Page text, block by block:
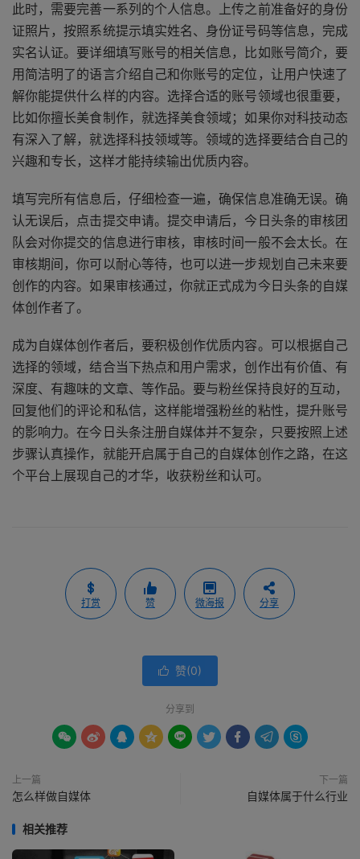
此时，需要完善一系列的个人信息。上传之前准备好的身份
证照片，按照系统提示填实姓名、身份证号码等信息，完成
实名认证。要详细填写账号的相关信息，比如账号简介，要
用简洁明了的语言介绍自己和你账号的定位，让用户快速了
解你能提供什么样的内容。选择合适的账号领域也很重要，
比如你擅长美食制作，就选择美食领域；如果你对科技动态
有深入了解，就选择科技领域等。领域的选择要结合自己的
兴趣和专长，这样才能持续输出优质内容。
填写完所有信息后，仔细检查一遍，确保信息准确无误。确
认无误后，点击提交申请。提交申请后，今日头条的审核团
队会对你提交的信息进行审核，审核时间一般不会太长。在
审核期间，你可以耐心等待，也可以进一步规划自己未来要
创作的内容。如果审核通过，你就正式成为今日头条的自媒
体创作者了。
成为自媒体创作者后，要积极创作优质内容。可以根据自己
选择的领域，结合当下热点和用户需求，创作出有价值、有
深度、有趣味的文章、等作品。要与粉丝保持良好的互动，
回复他们的评论和私信，这样能增强粉丝的粘性，提升账号
的影响力。在今日头条注册自媒体并不复杂，只要按照上述
步骤认真操作，就能开启属于自己的自媒体创作之路，在这
个平台上展现自己的才华，收获粉丝和认可。
打赏 赞 微海报 分享
 赞(0)
分享到
        
上一篇
怎么样做自媒体
下一篇
自媒体属于什么行业
相关推荐